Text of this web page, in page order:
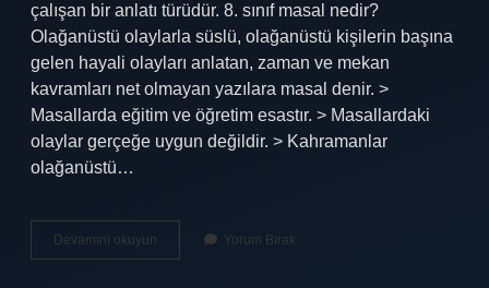
çalışan bir anlatı türüdür. 8. sınıf masal nedir?
Olağanüstü olaylarla süslü, olağanüstü kişilerin başına
gelen hayali olayları anlatan, zaman ve mekan
kavramları net olmayan yazılara masal denir. >
Masallarda eğitim ve öğretim esastır. > Masallardaki
olaylar gerçeğe uygun değildir. > Kahramanlar
olağanüstü…
Devamını okuyun
Çeşit
Yorum Bırak